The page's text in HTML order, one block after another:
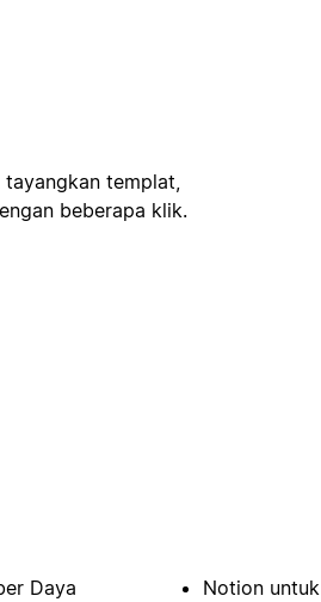
templat,
beberapa klik.
Daya
Notion untuk